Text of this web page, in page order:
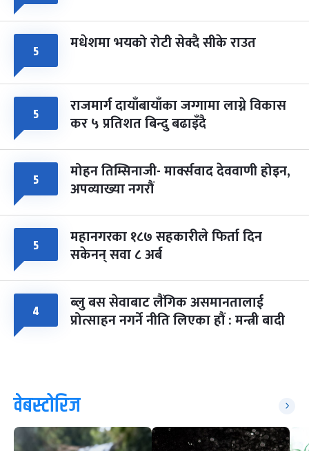
५ मधेशमा भयको रोटी सेक्दै सीके राउत
५ राजमार्ग दायाँबायाँका जग्गामा लाग्ने विकास
कर ५ प्रतिशत बिन्दु बढाइँदै
५ मोहन तिम्सिनाजी- मार्क्सवाद देववाणी होइन,
अपव्याख्या नगरौं
५ महानगरका १८७ सहकारीले फिर्ता दिन
सकेनन् सवा ८ अर्ब
४ ब्लु बस सेवाबाट लैंगिक असमानतालाई
प्रोत्साहन नगर्ने नीति लिएका हौं : मन्त्री बादी
वेबस्टोरिज